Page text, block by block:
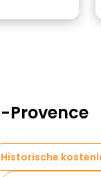
Provence
Historische